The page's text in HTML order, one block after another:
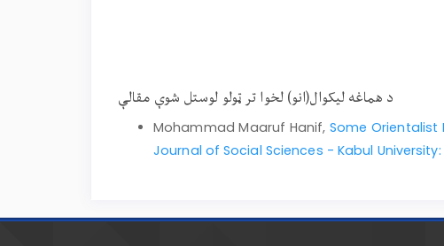
د هماغه لیکوال(انو) لخوا تر ټولو لوستل شوې مقالې
Mohammad Maaruf Hanif, Some
Journal of Social Sciences - Kabul University: